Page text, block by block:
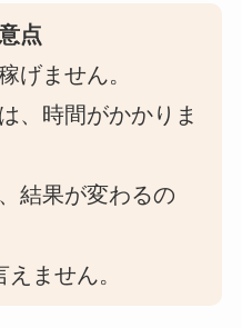
点
げません。
、時間がかかりま
結果が変わるの
ません。